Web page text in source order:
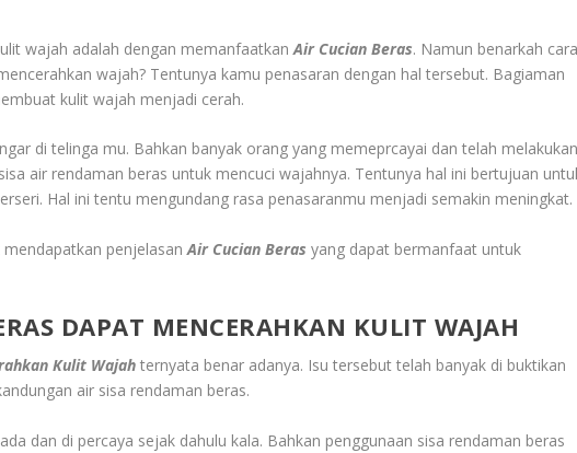
wajah adalah dengan memanfaatkanAir Cucian Beras. Namun benarkah
wajah? Tentunya kamu penasaran dengan hal tersebut. Bagiaman
kulit wajah menjadi cerah.
di telinga mu. Bahkan banyak orang yang memeprcayai dan telah
air rendaman beras untuk mencuci wajahnya. Tentunya hal ini bertujuan
Hal ini tentu mengundang rasa penasaranmu menjadi semakin meningkat.
penjelasanAir CucianBeras yang dapat bermanfaat untuk
DAPAT MENCERAHKAN KULIT WAJAH
Kulit Wajah ternyata benar adanya. Isu tersebut telah banyak di buktikan
air sisa rendaman beras.
dan di percaya sejak dahulu kala. Bahkan penggunaan sisa rendaman beras